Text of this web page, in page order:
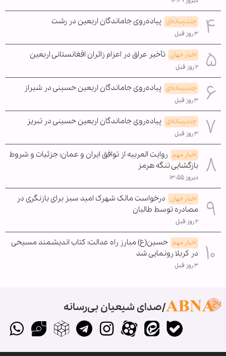
چندرسانه‌ای پیاده‌روی جاماندگان اربعین در رشت
۳ روز قبل
اخبار جهان تأخیر عراق در اعزام زائران افغانستانی اربعین
۲ روز قبل
چندرسانه‌ای پیاده‌روی جاماندگان اربعین حسینی در شیراز
۳ روز قبل
چندرسانه‌ای پیاده‌روی جاماندگان اربعین حسینی در تبریز
۳ روز قبل
اخبار مهم روایت العربیه از توافق ایران و عمان؛ جزئیات و شروط
بازگشایی تنگه هرمز
دیروز ۱۳:۵۵
اخبار جهان درخواست مالک شهرک امید سبز برای بازنگری در
مصادره توسط طالبان
۲ روز قبل
اخبار مهم حسین(ع) مبارز راه عدالت؛ کتاب اندیشمند مسیحی
در کربلا رونمایی شد
۳ روز قبل
صدای شیعیان بی‌رسانه